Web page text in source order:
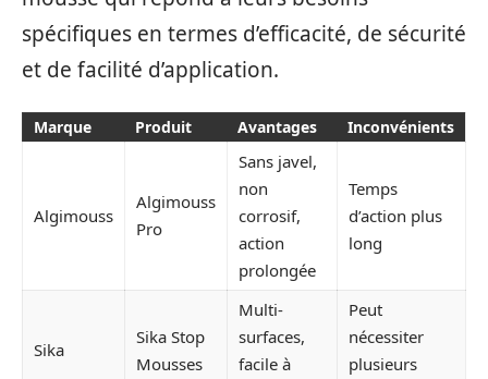
spécifiques en termes d’efficacité, de sécurité
et de facilité d’application.
Marque Produit Avantages Inconvénients
Algimouss
Algimouss
Pro
Sans javel,
non
corrosif,
action
prolongée
Temps
d’action plus
long
Sika
Sika Stop
Mousses
Multi-
surfaces,
facile à
Peut
nécessiter
plusieurs